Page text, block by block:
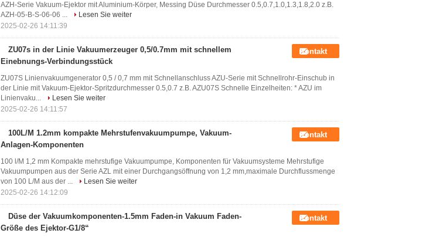
AZH-Serie Vakuum-Ejektor mit Aluminium-Körper, Messing Düse Durchmesser 0.5,0.7,1.0,1.3,1.8,2.0 z.B.
AZH-05-B-S-06-06 ...
Lesen Sie weiter
2025-02-26 14:11:39
ZU07s in der Linie Vakuumerzeuger 0,5/0.7mm mit schnellem
Einebnungs-Verbindungsstück
Kontakt
ZU07S Linienvakuumgenerator 0,5 / 0,7 mm mit Schnellanschluss AZU-Serie mit Schnellrohr-Einschub in
der Linie mit Vakuum-Ejektor-Spritzdurchmesser 0.5,0.7 z.B. AZU07S Schnelle Einzelheiten: * AZU im
Linienvaku...
Lesen Sie weiter
2025-02-26 14:11:57
100L/M 1.2mm kompakte Mehrstufenvakuumpumpe, Vakuum-
Anlagen-Komponenten
Kontakt
100 l/M 1,2 mm Kompakte mehrstufige Vakuumpumpe, Komponenten für Vakuumsysteme Mehrstufige
Vakuumpumpen aus der Serie AZL mit einer Durchgangsöffnung von 1,2 mm,maximale Durchflussmenge
von 100 L/M aus der ...
Lesen Sie weiter
2025-02-26 14:12:09
Düse der Vakuumkomponenten-1.5mm Faden-in Vakuum Faden-
Größe des Ejektor-G1/8“
Kontakt